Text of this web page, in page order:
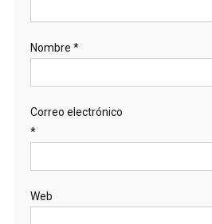
Nombre *
Correo electrónico
*
Web